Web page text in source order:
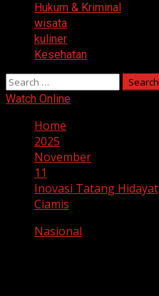
Hukum & Kriminal
wisata
kuliner
Kesehatan
Search
for:
Watch Online
Home
2025
November
11
Inovasi Tatang
Ciamis
Nasional